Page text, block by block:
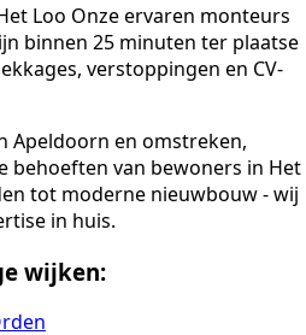
Loo Onze ervaren monteurs
binnen 25 minuten ter plaatse
verstoppingen en CV-
Apeldoorn en omstreken,
behoeften van bewoners in Het
tot moderne nieuwbouw - wij
in huis.
wijken: